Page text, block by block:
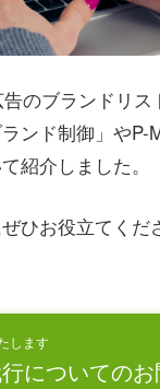
のブランドリス
ンド制御」やP-
紹介しました。
ひお役立てくだ
します
についての